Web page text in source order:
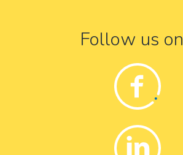
Follow us on
Facebook
Linkedin